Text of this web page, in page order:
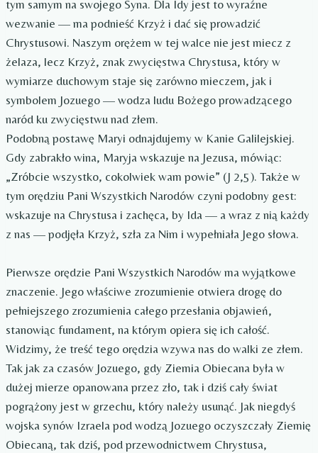
tym samym na swojego Syna. Dla Idy jest to wyraźne
wezwanie — ma podnieść Krzyż i dać się prowadzić
Chrystusowi. Naszym orężem w tej walce nie jest miecz z
żelaza, lecz Krzyż, znak zwycięstwa Chrystusa, który w
wymiarze duchowym staje się zarówno mieczem, jak i
symbolem Jozuego — wodza ludu Bożego prowadzącego
naród ku zwycięstwu nad złem.
Podobną postawę Maryi odnajdujemy w Kanie Galilejskiej.
Gdy zabrakło wina, Maryja wskazuje na Jezusa, mówiąc:
„Zróbcie wszystko, cokolwiek wam powie” (J 2,5). Także w
tym orędziu Pani Wszystkich Narodów czyni podobny gest:
wskazuje na Chrystusa i zachęca, by Ida — a wraz z nią każdy
z nas — podjęła Krzyż, szła za Nim i wypełniała Jego słowa.
Pierwsze orędzie Pani Wszystkich Narodów ma wyjątkowe
znaczenie. Jego właściwe zrozumienie otwiera drogę do
pełniejszego zrozumienia całego przesłania objawień,
stanowiąc fundament, na którym opiera się ich całość.
Widzimy, że treść tego orędzia wzywa nas do walki ze złem.
Tak jak za czasów Jozuego, gdy Ziemia Obiecana była w
dużej mierze opanowana przez zło, tak i dziś cały świat
pogrążony jest w grzechu, który należy usunąć. Jak niegdyś
wojska synów Izraela pod wodzą Jozuego oczyszczały Ziemię
Obiecaną, tak dziś, pod przewodnictwem Chrystusa,